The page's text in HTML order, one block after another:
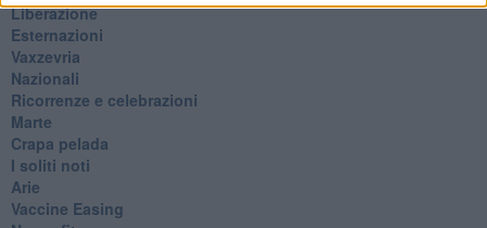
​Liberazione
Esternazioni
Vaxzevria
Nazionali
​Ricorrenze e celebrazioni
Marte
​Crapa pelada
​I soliti noti
Arie
​Vaccine Easing